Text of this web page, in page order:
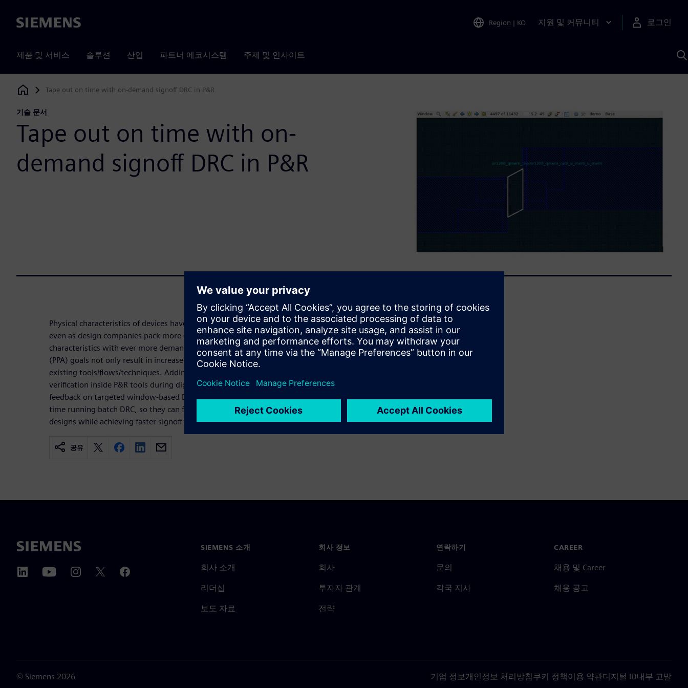
Siemens Region | KO 지원 및 커뮤니티 로그인
제품 및 서비스 솔루션 산업 파트너 에코시스템 주제 및 인사이트
Siemens Digital Industries Software
Tape out on time with on-demand signoff DRC in P&R
기술 문서
Tape out on time with on-
demand signoff DRC in P&R
Physical characteristics of devices have become progressively more complex
even as design companies pack more devices on each die. Combining these
characteristics with ever more demanding chip power, performance, and area
(PPA) goals not only result in increased resource utilization but also challenge
existing tools/flows/techniques. Adding on-demand signoff-quality DRC
verification inside P&R tools during digital implementation provides immediate
feedback on targeted window-based DRC fixes. P&R engineers can spend less
time running batch DRC, so they can focus on producing high-quality, optimized
designs while achieving faster signoff DRC closure.
공유
SIEMENS 소개
회사 소개
리더십
보도 자료
회사 정보
회사
투자자 관계
전략
연락하기
문의
각국 지사
CAREER
채용 및 Career
채용 공고
© Siemens 2026 기업 정보개인정보 처리방침쿠키 정책이용 약관디지털 ID내부 고발